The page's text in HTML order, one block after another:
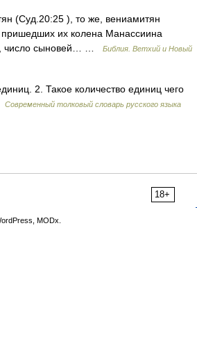
(Суд.20:25 ), то же, вениамитян
их колена Манассиина
число сыновей… …
Библия. Ветхий и Новый
2. Такое количество единиц чего
Современный толковый словарь русского языка
18+
MODx.